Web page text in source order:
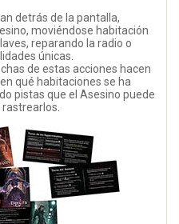
detrás de la pantalla,
moviéndose habitación
reparando la radio o
únicas.
de estas acciones hacen
qué habitaciones se ha
pistas que el Asesino puede